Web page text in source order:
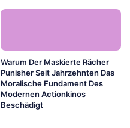
Warum Der Maskierte Rächer
Punisher Seit Jahrzehnten Das
Moralische Fundament Des
Modernen Actionkinos
Beschädigt